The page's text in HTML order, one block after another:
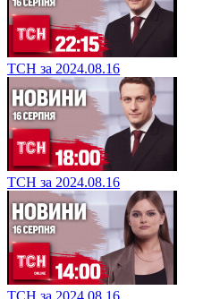
ТСН за 2024.08.16
ТСН за 2024.08.16
ТСН за 2024.08.16